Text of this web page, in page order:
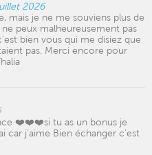
2026
mais je ne me souviens plus de
peux malheureusement pas
bien vous qui me disiez que
pas. Merci encore pour
❤️❤️❤️si tu as un bonus je
car j’aime Bien échanger c’est